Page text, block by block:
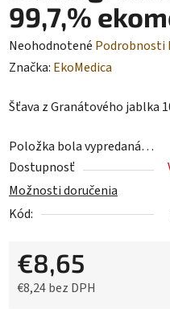
99,7,%
Priemerné
hodnotenie
je
z
5
hviezdičiek.
Neohodnotené Podrobnosti
Značka: EkoMedica
Šťava z Granátového jablka
Položka bola vypredaná…
Dostupnosť
Možnosti doručenia
Kód:
€8,65
€8,24 bez DPH